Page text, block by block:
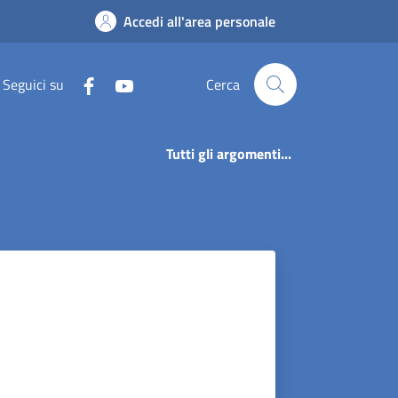
Accedi all'area personale
Seguici su Cerca
Tutti gli argomenti...